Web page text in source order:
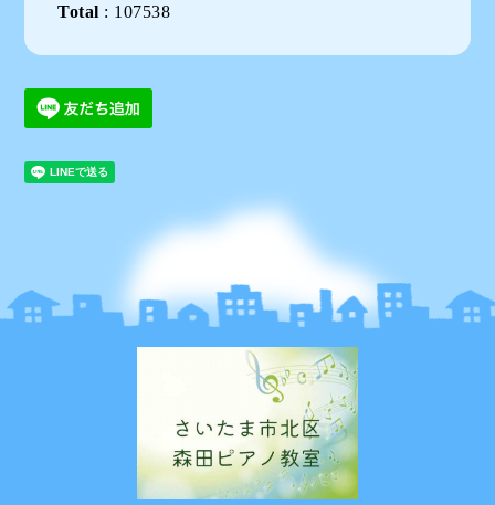
Total : 107538